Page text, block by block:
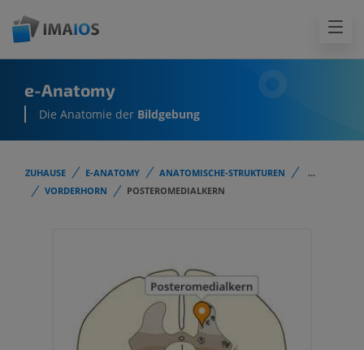
e-Anatomy
Die Anatomie der Bildgebung
ZUHAUSE E-ANATOMY ANATOMISCHE-STRUKTUREN
...
VORDERHORN
POSTEROMEDIALKERN